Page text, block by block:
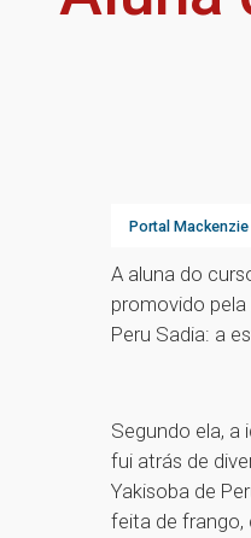
Portal Mackenzie
A aluna do
promovido
Peru Sadia: a
Segundo ela, a
fui atrás de
Yakisoba de
feita de frango,